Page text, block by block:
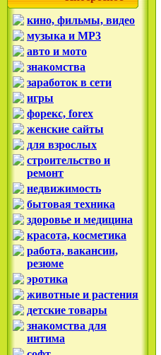
кино, фильмы, видео
музыка и MP3
авто и мото
знакомства
заработок в сети
игры
форекс, forex
женские сайты
для взрослых
строительство и
ремонт
недвижимость
бытовая техника
здоровье и медицина
красота, косметика
работа, вакансии,
резюме
эротика
животные и растения
детские товары
знакомства для
интима